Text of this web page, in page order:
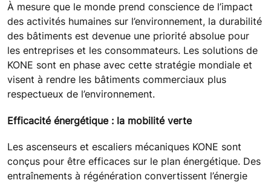
À mesure que le monde prend conscience de l’impact
des activités humaines sur l’environnement, la durabilité
des bâtiments est devenue une priorité absolue pour
les entreprises et les consommateurs. Les solutions de
KONE sont en phase avec cette stratégie mondiale et
visent à rendre les bâtiments commerciaux plus
respectueux de l’environnement.
Efficacité énergétique : la mobilité verte
Les ascenseurs et escaliers mécaniques KONE sont
conçus pour être efficaces sur le plan énergétique. Des
entraînements à régénération convertissent l’énergie